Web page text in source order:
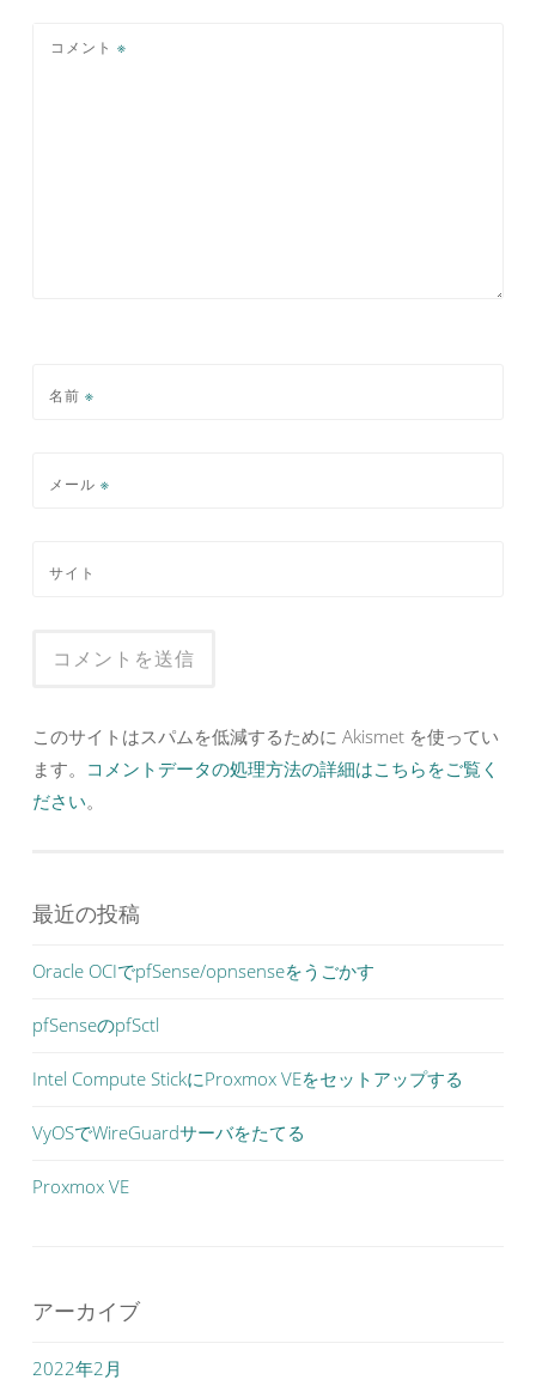
コメント ※
名前 ※
メール ※
サイト
このサイトはスパムを低減するために Akismet を使ってい
ます。 コメントデータの処理方法の詳細はこちらをご覧く
ださい。
最近の投稿
Oracle OCIでpfSense/opnsenseをうごかす
pfSenseのpfSctl
Intel Compute StickにProxmox VEをセットアップする
VyOSでWireGuardサーバをたてる
Proxmox VE
アーカイブ
2022年2月